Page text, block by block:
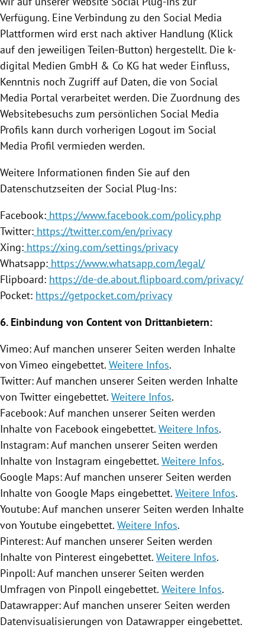
Verfügung. Eine Verbindung zu den Social Media
Plattformen wird erst nach aktiver Handlung (Klick
auf den jeweiligen Teilen-Button) hergestellt. Die k-
digital Medien GmbH & Co KG hat weder Einfluss,
Kenntnis noch Zugriff auf Daten, die von Social
Media Portal verarbeitet werden. Die Zuordnung des
Websitebesuchs zum persönlichen Social Media
Profils kann durch vorherigen Logout im Social
Media Profil vermieden werden.
Weitere Informationen finden Sie auf den
Datenschutzseiten der Social Plug-Ins:
Facebook: https://www.facebook.com/policy.php
Twitter: https://twitter.com/en/privacy
Xing: https://xing.com/settings/privacy
Whatsapp: https://www.whatsapp.com/legal/
Flipboard: https://de-de.about.flipboard.com/privacy/
Pocket: https://getpocket.com/privacy
6. Einbindung von Content von Drittanbietern:
Vimeo: Auf manchen unserer Seiten werden Inhalte
von Vimeo eingebettet. Weitere Infos.
Twitter: Auf manchen unserer Seiten werden Inhalte
von Twitter eingebettet. Weitere Infos.
Facebook: Auf manchen unserer Seiten werden
Inhalte von Facebook eingebettet. Weitere Infos.
Instagram: Auf manchen unserer Seiten werden
Inhalte von Instagram eingebettet. Weitere Infos.
Google Maps: Auf manchen unserer Seiten werden
Inhalte von Google Maps eingebettet. Weitere Infos.
Youtube: Auf manchen unserer Seiten werden Inhalte
von Youtube eingebettet. Weitere Infos.
Pinterest: Auf manchen unserer Seiten werden
Inhalte von Pinterest eingebettet. Weitere Infos.
Pinpoll: Auf manchen unserer Seiten werden
Umfragen von Pinpoll eingebettet. Weitere Infos.
Datawrapper: Auf manchen unserer Seiten werden
Datenvisualisierungen von Datawrapper eingebettet.